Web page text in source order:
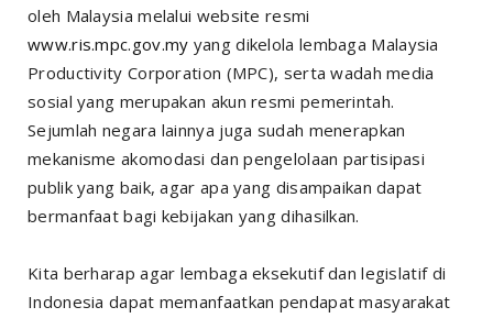
oleh Malaysia melalui website resmi
www.ris.mpc.gov.my yang dikelola lembaga Malaysia
Productivity Corporation (MPC), serta wadah media
sosial yang merupakan akun resmi pemerintah.
Sejumlah negara lainnya juga sudah menerapkan
mekanisme akomodasi dan pengelolaan partisipasi
publik yang baik, agar apa yang disampaikan dapat
bermanfaat bagi kebijakan yang dihasilkan.
Kita berharap agar lembaga eksekutif dan legislatif di
Indonesia dapat memanfaatkan pendapat masyarakat